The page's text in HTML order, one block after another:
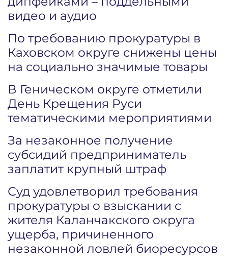
видео и аудио
По требованию прокуратуры в
Каховском округе снижены цены
на социально значимые товары
В Геническом округе отметили
День Крещения Руси
тематическими мероприятиями
За незаконное получение
субсидий предприниматель
заплатит крупный штраф
Суд удовлетворил требования
прокуратуры о взыскании с
жителя Каланчакского округа
ущерба, причиненного
незаконной ловлей биоресурсов